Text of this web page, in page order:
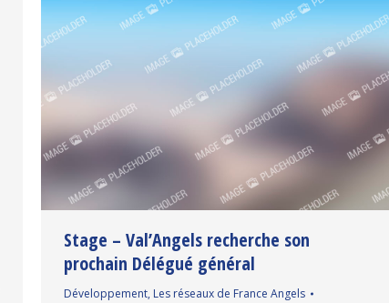
Stage – Val’Angels recherche son
prochain Délégué général
Développement, Les réseaux de France Angels